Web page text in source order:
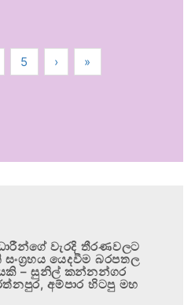
5 › »
වැරදි තීරණවලට
යෙදවීම බරපතල
– සුනිල් කන්නන්ගර
අම්පාර හිටපු මහ